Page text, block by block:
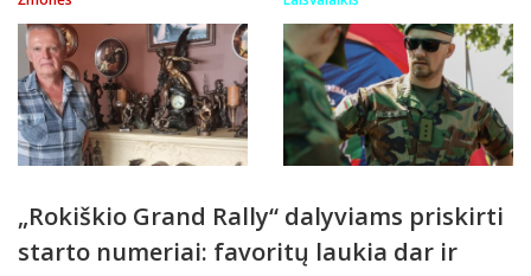
„Rokiškio Grand Rally“ dalyviams priskirti
starto numeriai: favoritų laukia dar ir